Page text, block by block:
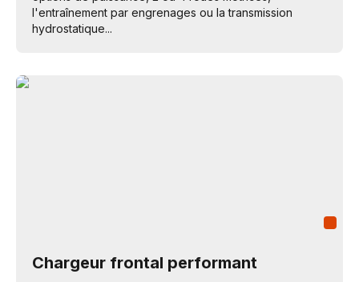
l'entraînement par engrenages ou la transmission
hydrostatique...
Chargeur frontal performant